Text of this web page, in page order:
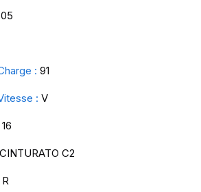
: 91
: V
16
C2
R